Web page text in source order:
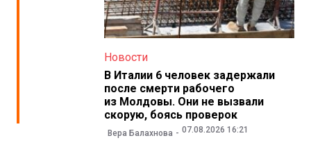
Новости
В Италии 6 человек задержали
после смерти рабочего
из Молдовы. Они не вызвали
скорую, боясь проверок
Вера Балахнова 07.08.2026 16:21